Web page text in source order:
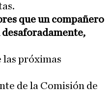
que un compañero
las próximas
de la Comisión de